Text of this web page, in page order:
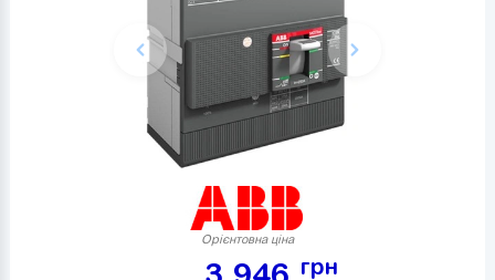
Орієнтовна ціна
грн